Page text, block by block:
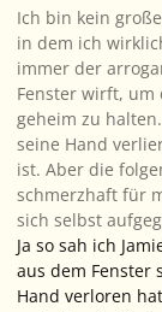
Ich bin kein
in dem ich
immer der
Fenster wirft, um
geheim zu
seine Hand
ist. Aber die
schmerzhaft für
sich selbst
Ja so sah ich
aus dem Fenster
Hand verloren